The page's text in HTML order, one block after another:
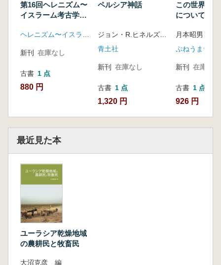
第16回ヘレニズム〜
イスラーム考古学研
新刊 在庫なし
古書 1 点
880 円
ペルシア神話
青土社
新刊 在庫なし
古書 1 点
1,320 円
この世界の
について : 太
月本昭男 著
ぷねうま舎
新刊 在庫なし
古書 1 点
926 円
最近見た本
ユーラシア乾燥地域
の農耕民と牧畜民
大沼克彦 編